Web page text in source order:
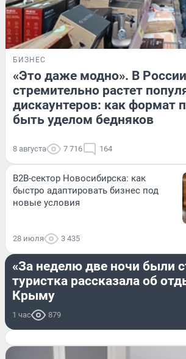
БИЗНЕС
«Это даже модно». В России
стремительно растет
дискаунтеров: как формат
быть уделом бедняков
8 августа 7 716 164
B2B-сектор Новосибирска: как
быстро адаптировать бизнес под
новые условия
28 июля 3 435
ЛЕТО
«За неделю две ночи были
туристка рассказала об
Крыму
1 час 879